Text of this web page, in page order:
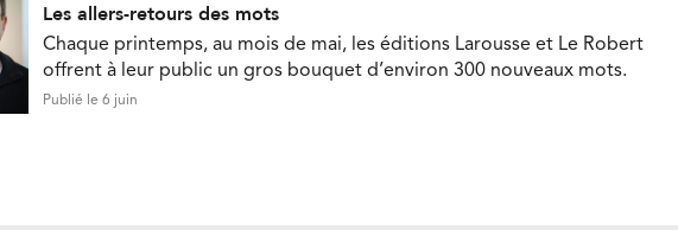
Les allers-retours des mots
Chaque printemps, au mois de mai, les éditions Larousse et Le Robert
offrent à leur public un gros bouquet d’environ 300 nouveaux mots.
Publié le 6 juin